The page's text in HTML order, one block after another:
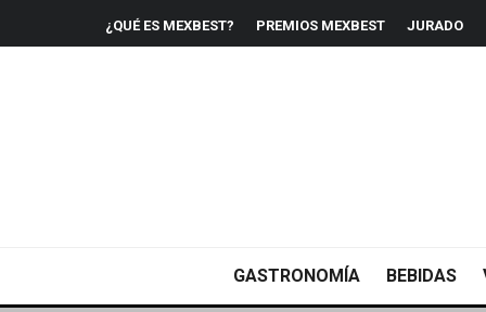
¿QUÉ ES MEXBEST? PREMIOS MEXBEST JURADO
GASTRONOMÍA BEBIDAS